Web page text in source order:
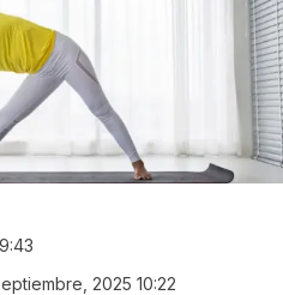
2025 10:22